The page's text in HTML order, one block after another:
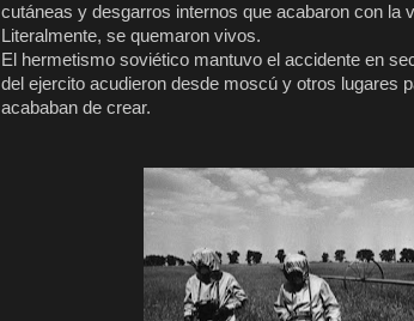
cutáneas y desgarros internos que acabaron con la
Literalmente, se quemaron vivos.
El hermetismo soviético mantuvo el accidente en
del ejercito acudieron desde moscú y otros lugares
acababan de crear.